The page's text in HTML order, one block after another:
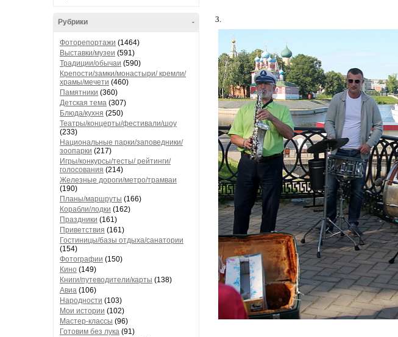
-
Рубрики
Фоторепортажи (1464)
Выставки/музеи (591)
Традиции/обычаи (590)
Крепости/замки/монастыри/ кремли/
храмы/мечети (460)
Памятники (360)
Детская тема (307)
Блюда/кухня (250)
Театры/концерты/фестивали/шоу
(233)
Национальные парки/заповедники/
зоопарки (217)
Игры/конкурсы/тесты/ рейтинги/
голосования (214)
Железные дороги/метро/трамваи
(190)
Планы/маршруты (166)
Корабли/лодки (162)
Праздники (161)
Приветствия (161)
Гостиницы/базы отдыха/санатории
(154)
Фотографии (150)
Кино (149)
Книги/путеводители/карты (138)
Авиа (106)
Народности (103)
Мои истории (102)
Мастер-классы (96)
Готовим без лука (91)
3.